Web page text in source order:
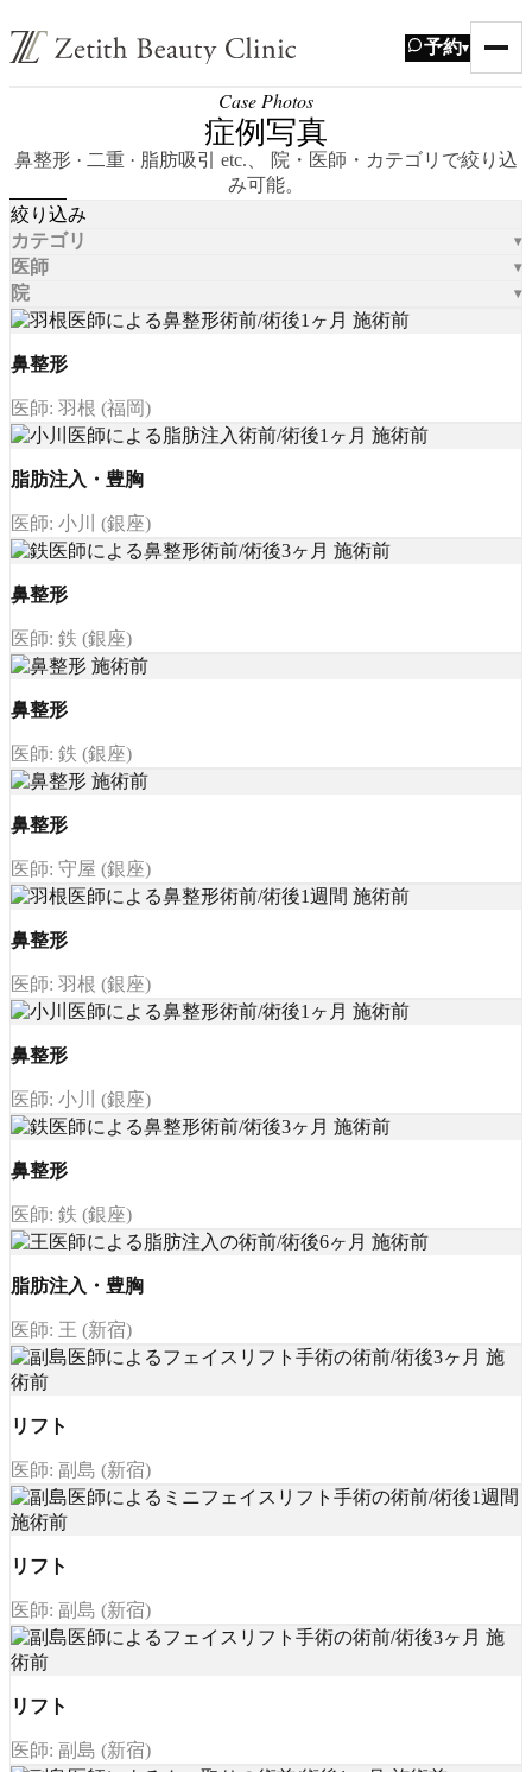
予約▾
Case Photos
症例写真
鼻整形 · 二重 · 脂肪吸引 etc.、 院・医師・カテゴリで絞り込
み可能。
絞り込み
カテゴリ
医師
院
鼻整形
医師: 羽根 (福岡)
脂肪注入・豊胸
医師: 小川 (銀座)
鼻整形
医師: 鉄 (銀座)
鼻整形
医師: 鉄 (銀座)
鼻整形
医師: 守屋 (銀座)
鼻整形
医師: 羽根 (銀座)
鼻整形
医師: 小川 (銀座)
鼻整形
医師: 鉄 (銀座)
脂肪注入・豊胸
医師: 王 (新宿)
リフト
医師: 副島 (新宿)
リフト
医師: 副島 (新宿)
リフト
医師: 副島 (新宿)